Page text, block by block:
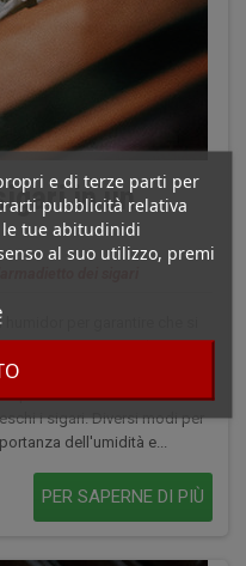
e di terze parti per
pubblicità relativa
tue abitudinidi
al suo utilizzo, premi
in un
per garantire che si
sapore. Esistono diversi
humidor da utilizzare
con cui li si fuma.
i sigari. Diversi modi per
dell'umidità e...
PER SAPERNE DI PIÙ